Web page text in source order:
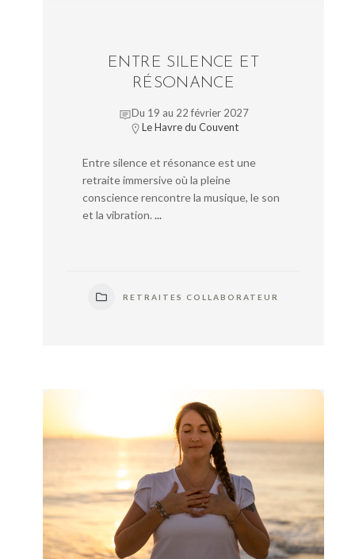
ENTRE SILENCE ET
RÉSONANCE
Du 19 au 22 février 2027
Le Havre du Couvent
Entre silence et résonance est une
retraite immersive où la pleine
conscience rencontre la musique, le son
et la vibration. ...
RETRAITES COLLABORATEUR